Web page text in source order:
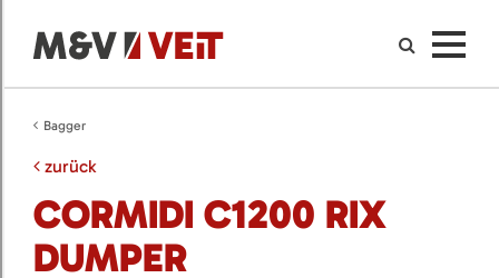
Bagger
zurück
CORMIDI C1200 RIX
DUMPER